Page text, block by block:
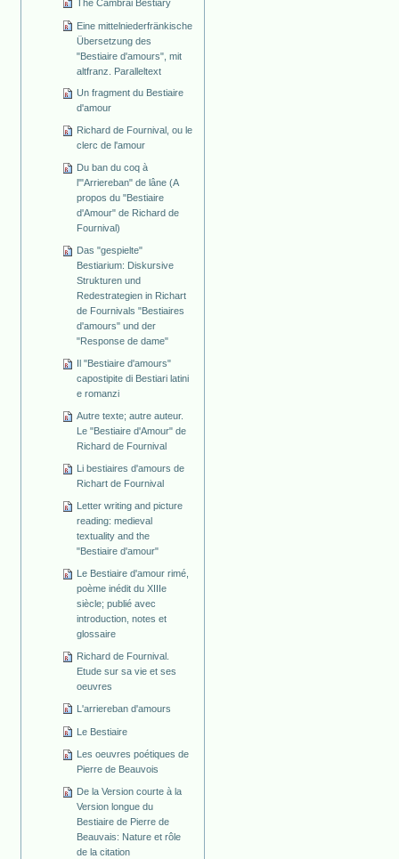
The Cambrai Bestiary
Eine mittelniederfränkische
Übersetzung des
"Bestiaire d'amours", mit
altfranz. Paralleltext
Un fragment du Bestiaire
d'amour
Richard de Fournival, ou le
clerc de l'amour
Du ban du coq à
l'"Arriereban" de lâne (A
propos du "Bestiaire
d'Amour" de Richard de
Fournival)
Das "gespielte"
Bestiarium: Diskursive
Strukturen und
Redestrategien in Richart
de Fournivals "Bestiaires
d'amours" und der
"Response de dame"
Il "Bestiaire d'amours"
capostipite di Bestiari latini
e romanzi
Autre texte; autre auteur.
Le "Bestiaire d'Amour" de
Richard de Fournival
Li bestiaires d'amours de
Richart de Fournival
Letter writing and picture
reading: medieval
textuality and the
"Bestiaire d'amour"
Le Bestiaire d'amour rimé,
poème inédit du XIIIe
siècle; publié avec
introduction, notes et
glossaire
Richard de Fournival.
Etude sur sa vie et ses
oeuvres
L'arriereban d'amours
Le Bestiaire
Les oeuvres poétiques de
Pierre de Beauvois
De la Version courte à la
Version longue du
Bestiaire de Pierre de
Beauvais: Nature et rôle
de la citation